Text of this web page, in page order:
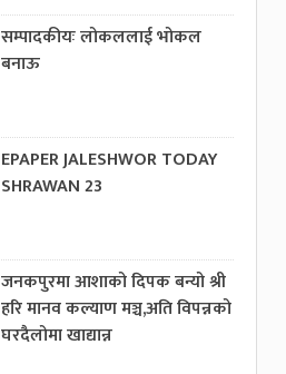
सम्पादकीयः लोकललाई भोकल
बनाऊ
EPAPER JALESHWOR TODAY
SHRAWAN 23
जनकपुरमा आशाको दिपक बन्यो श्री
हरि मानव कल्याण मञ्च,अति विपन्नको
घरदैलोमा खाद्यान्न